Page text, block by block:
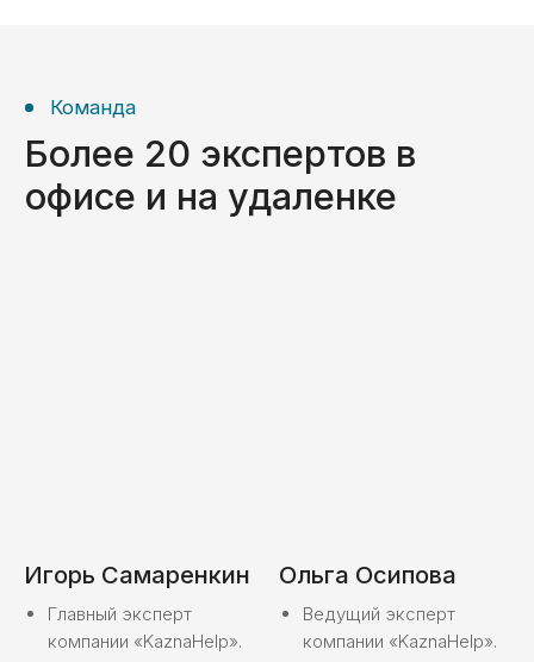
Игорь Самаренкин
Главный эксперт
компании «KaznaHelp».
Ольга Осипова
Ведущий эксперт
компании «KaznaHelp».